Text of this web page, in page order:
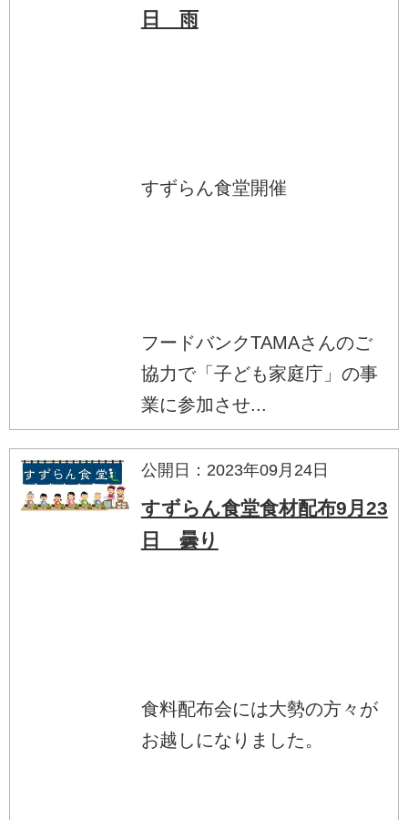
日 雨
すずらん食堂開催
フードバンクTAMAさんのご
協力で「子ども家庭庁」の事
業に参加させ...
公開日：2023年09月24日
すずらん食堂食材配布9月23
日 曇り
食料配布会には大勢の方々が
お越しになりました。